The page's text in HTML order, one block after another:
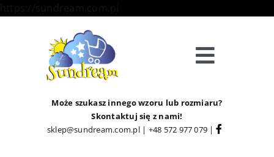
Toggle
Kategorie
Może szukasz innego wzoru lub rozmiaru?
Skontaktuj się z nami!
sklep@sundream.com.pl| +48 572 977 079 |